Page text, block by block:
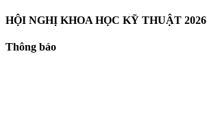
HỘI NGHỊ KHOA HỌC KỸ THUẬT 2026
Thông báo